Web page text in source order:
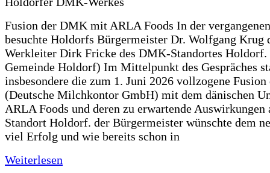
Fusion der DMK mit ARLA Foods In der
besuchte Holdorfs Bürgermeister Dr. Wolfgang Krug
Werkleiter Dirk Fricke des DMK-Standortes Holdorf.
Gemeinde Holdorf) Im Mittelpunkt des Gespräches
insbesondere die zum 1. Juni 2026 vollzogene
(Deutsche Milchkontor GmbH) mit dem dänischen
ARLA Foods und deren zu erwartende Auswirkungen
Standort Holdorf. der Bürgermeister wünschte dem
viel Erfolg und wie bereits schon in
Weiterlesen